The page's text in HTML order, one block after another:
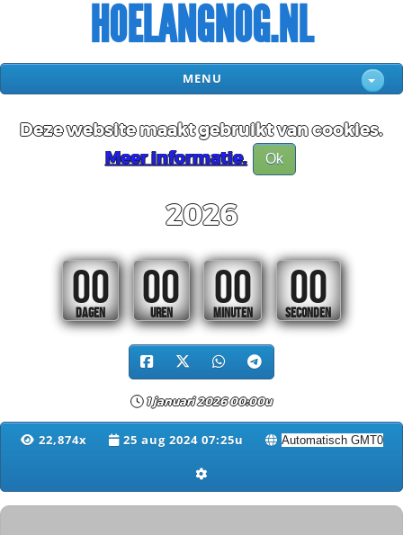
HOELANGNOG.NL
MENU
Deze website maakt gebruikt van cookies.
Meer informatie.
Ok
2026
00
DAGEN
00
UREN
00
MINUTEN
00
SECONDEN
1 januari 2026 00:00u
22,874x 25 aug 2024 07:25u